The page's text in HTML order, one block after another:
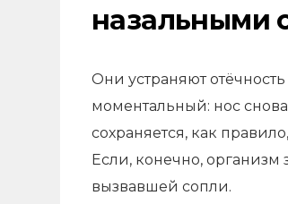
назальными
Они устраняют
моментальный: нос
сохраняется, как
Если, конечно, организм
вызвавшей сопли.